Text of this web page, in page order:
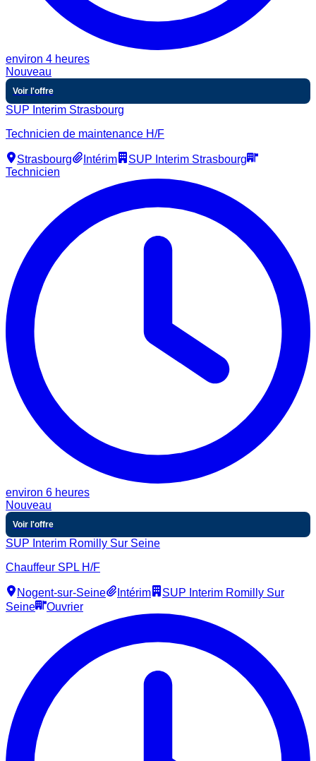
environ 4 heures
Nouveau
Voir l'offre
SUP Interim Strasbourg
Technicien de maintenance H/F
Strasbourg Intérim
SUP Interim Strasbourg
Technicien
environ 6 heures
Nouveau
Voir l'offre
SUP Interim Romilly Sur Seine
Chauffeur SPL H/F
Nogent-sur-Seine Intérim
SUP Interim Romilly Sur
Seine
Ouvrier